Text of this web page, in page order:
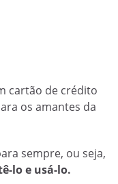
cartão de crédito
os amantes da
sempre, ou seja,
lo e usá-lo.